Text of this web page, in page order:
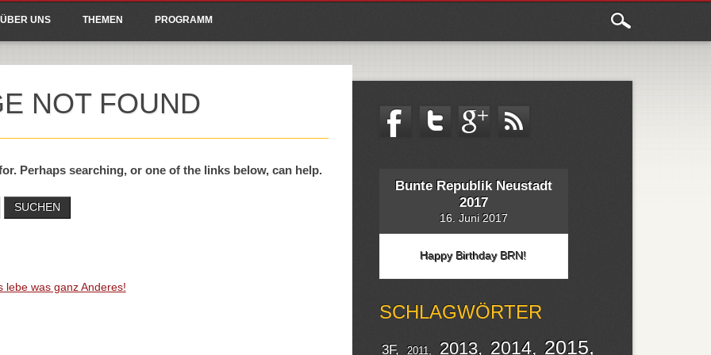
menu
ÜBER UNS THEMEN PROGRAMM
NOT FOUND
Perhaps searching, or one of the links below, can help.
lebe was ganz Anderes!
Bunte Republik Neustadt
2017
16. Juni 2017
Happy Birthday BRN!
SCHLAGWÖRTER
3F 2011 2013 2014 2015